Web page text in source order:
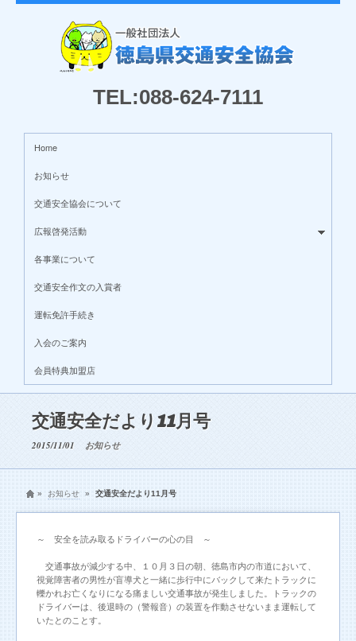
TEL:088-624-7111
Home
お知らせ
交通安全協会について
広報啓発活動
各事業について
交通安全作文の入賞者
運転免許手続き
入会のご案内
会員特典加盟店
交通安全だより11月号
2015/11/01 お知らせ
» お知らせ » 交通安全だより11月号
～ 安全を読み取るドライバーの心の目 ～
交通事故が減少する中、１０月３日の朝、徳島市内の市道において、
視覚障害者の男性が盲導犬と一緒に歩行中にバックして来たトラックに
轢かれお亡くなりになる痛ましい交通事故が発生しました。トラックの
ドライバーは、後退時の（警報音）の装置を作動させないまま運転して
いたとのことす。